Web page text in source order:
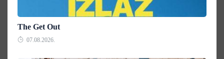
The Get Out
07.08.2026.